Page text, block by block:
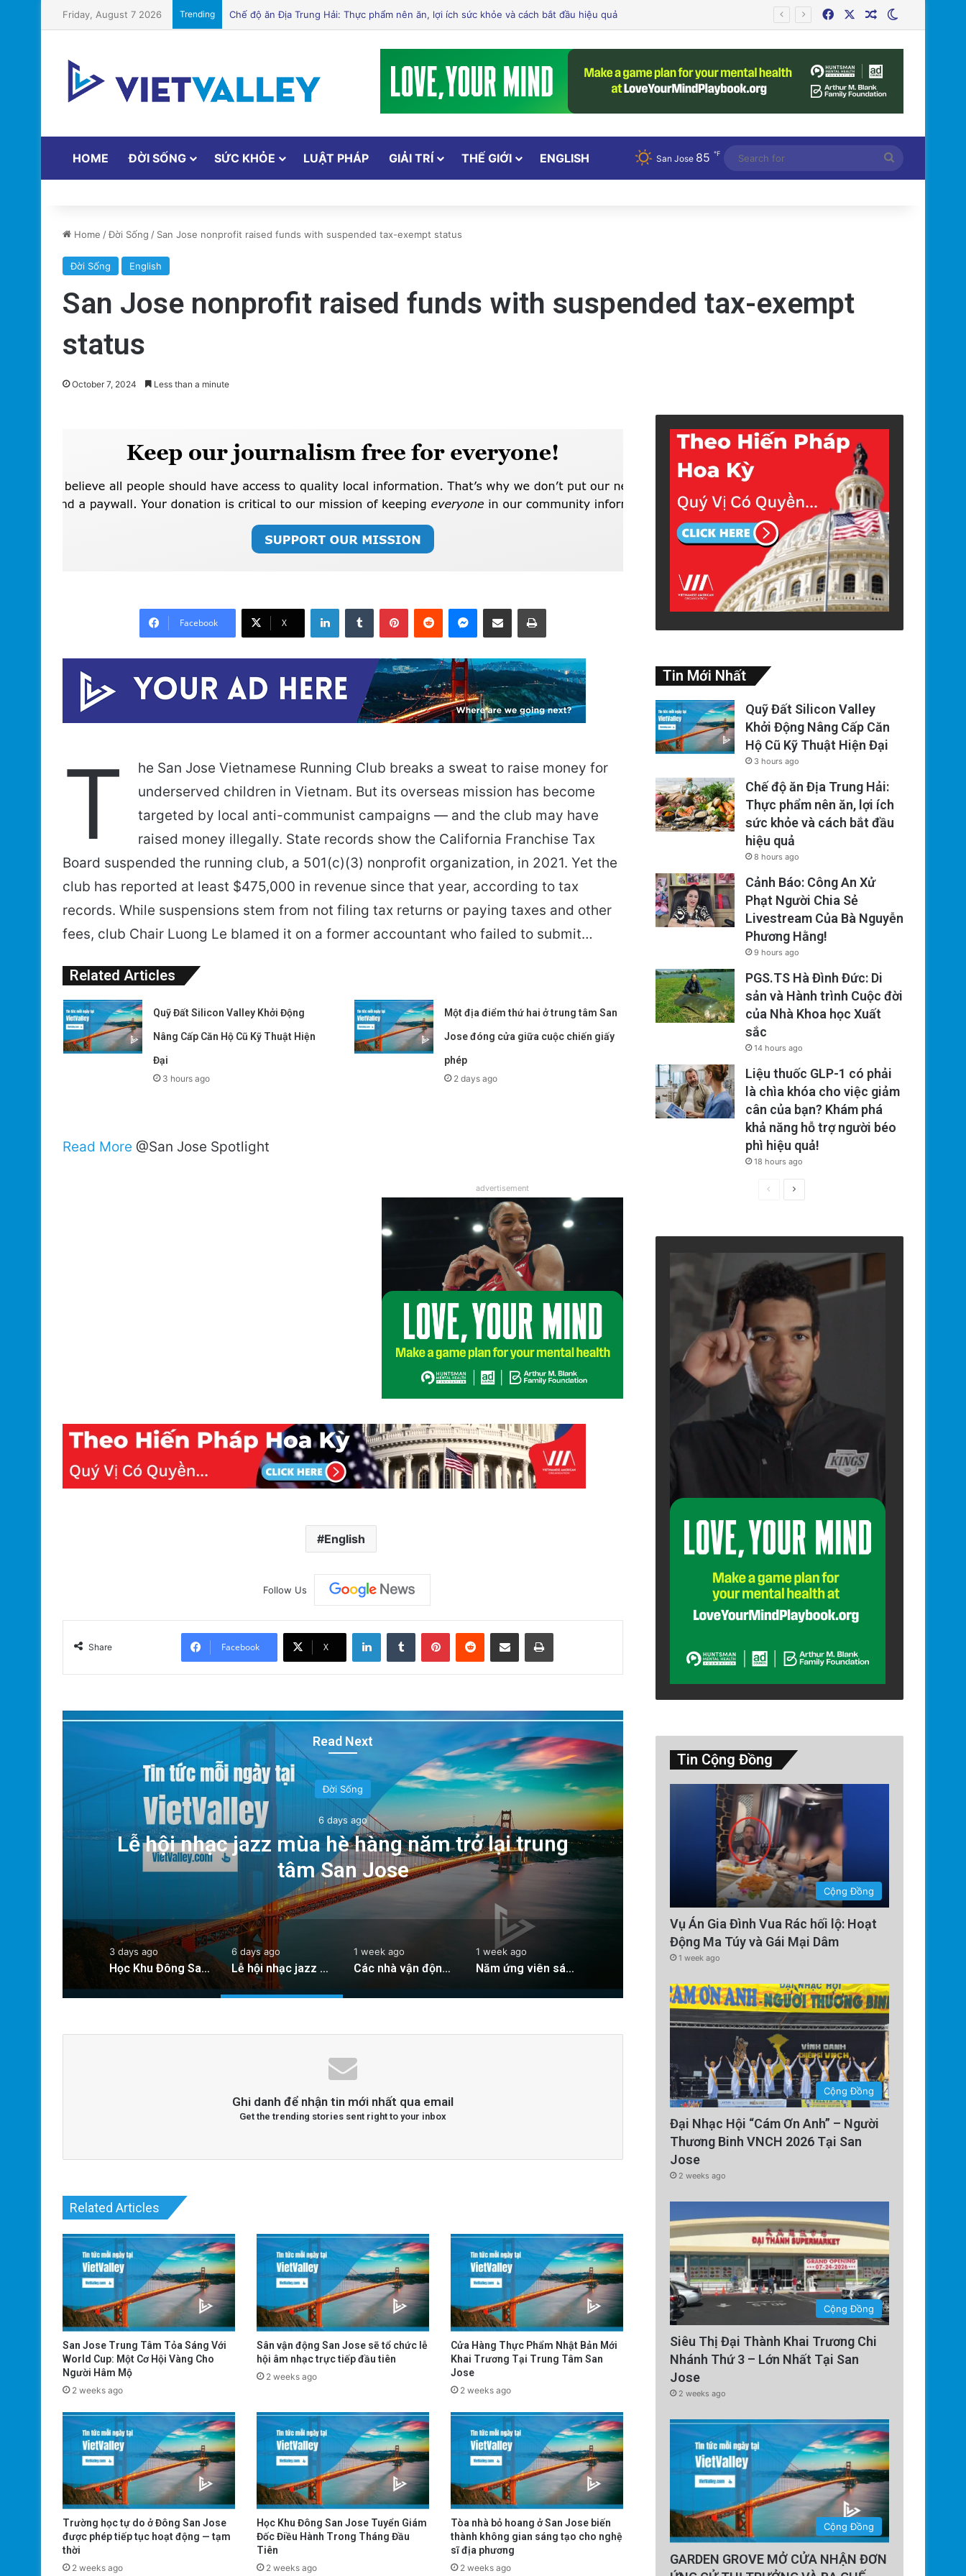
Friday, August 7 2026 Trending Cảnh Báo: Công An Xử Phạt Người Chia Sẻ Livestream Của Bà Nguyễn Phương Hằng! FacebookRandom Article
HOME ĐỜI SỐNG SỨC KHỎE LUẬT PHÁP GIẢI TRÍ THẾ GIỚI ENGLISH San Jose 85 ℉
for
Home /Đời Sống / San Jose nonprofit raised funds with suspended tax-exempt status
Đời Sống English
San Jose nonprofit raised funds with suspended tax-exempt
status
October 7, 2024 Less than a minute
Facebook X
LinkedInTumblr PinterestReddit Messenger
Share via Email Print
T
he San Jose Vietnamese Running Club breaks a sweat to raise money for
underserved children in Vietnam. But its overseas mission has become
targeted by local anti-communist campaigns — and the club may have
raised money illegally. State records show the California Franchise Tax
Board suspended the running club, a 501(c)(3) nonprofit organization, in 2021. Yet the
club has reported at least $475,000 in revenue since that year, according to tax
records. While suspensions stem from not filing tax returns or paying taxes and other
fees, club Chair Luong Le blamed it on a former accountant who failed to submit…
Related Articles
Quỹ Đất Silicon Valley Khởi Động
Nâng Cấp Căn Hộ Cũ Kỹ Thuật Hiện
Đại
3 hours ago
Một địa điểm thứ hai ở trung tâm San
Jose đóng cửa giữa cuộc chiến giấy
phép
2 days ago
Read More @San Jose Spotlight
advertisement
English
Follow Us
Share Facebook X
LinkedInTumblr PinterestReddit Share via Email Print
Read Next
Đời Sống
6 days ago
Lễ hội nhạc jazz mùa hè hàng năm trở lại trung
tâm San Jose
Các nhà vận động di trú ở
định cuộc chiến quyền
3 days ago
Học Khu Đông San Jose Xem Xét Hợp Đồng Y Tế Gây Tranh Cãi: Quyết Định Ảnh Hưởng Đến Sức Khỏe Học Sinh
6 days ago
Lễ hội nhạc jazz mùa hè hàng năm trở lại trung tâm San Jose
1 week ago
Các nhà vận động di trú ở Silicon Valley khẳng định cuộc chiến quyền sinh ra chưa kết thúc
1 week ago
Năm ứng viên sáng giá cho việc đổi tên quảng trường trung tâm San Jose
Ghi danh để nhận tin mới nhất qua email
Get the trending stories sent right to your inbox
Related Articles
San Jose Trung Tâm Tỏa Sáng Với
World Cup: Một Cơ Hội Vàng Cho
Người Hâm Mộ
2 weeks ago
Sân vận động San Jose sẽ tổ chức lễ
hội âm nhạc trực tiếp đầu tiên
2 weeks ago
Cửa Hàng Thực Phẩm Nhật Bản Mới
Khai Trương Tại Trung Tâm San
Jose
2 weeks ago
Trường học tự do ở Đông San Jose
được phép tiếp tục hoạt động — tạm
thời
2 weeks ago
Học Khu Đông San Jose Tuyển Giám
Đốc Điều Hành Trong Tháng Đầu
Tiên
2 weeks ago
Tòa nhà bỏ hoang ở San Jose biến
thành không gian sáng tạo cho nghệ
sĩ địa phương
2 weeks ago
Tin Mới Nhất
Quỹ Đất Silicon Valley
Khởi Động Nâng Cấp Căn
Hộ Cũ Kỹ Thuật Hiện Đại
3 hours ago
Chế độ ăn Địa Trung Hải:
Thực phẩm nên ăn, lợi ích
sức khỏe và cách bắt đầu
hiệu quả
8 hours ago
Cảnh Báo: Công An Xử
Phạt Người Chia Sẻ
Livestream Của Bà Nguyễn
Phương Hằng!
9 hours ago
PGS.TS Hà Đình Đức: Di
sản và Hành trình Cuộc đời
của Nhà Khoa học Xuất
sắc
14 hours ago
Liệu thuốc GLP-1 có phải
là chìa khóa cho việc giảm
cân của bạn? Khám phá
khả năng hỗ trợ người béo
phì hiệu quả!
18 hours ago
PreviousNext
Tin Cộng Đồng
Cộng Đồng
Vụ Án Gia Đình Vua Rác hối lộ: Hoạt
Động Ma Túy và Gái Mại Dâm
1 week ago
Cộng Đồng
Đại Nhạc Hội “Cám Ơn Anh” – Người
Thương Binh VNCH 2026 Tại San
Jose
2 weeks ago
Cộng Đồng
Siêu Thị Đại Thành Khai Trương Chi
Nhánh Thứ 3 – Lớn Nhất Tại San
Jose
2 weeks ago
Cộng Đồng
GARDEN GROVE MỞ CỬA NHẬN ĐƠN